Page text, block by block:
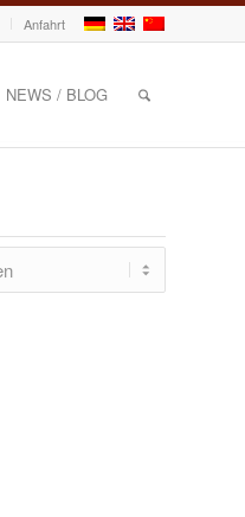
Anfahrt
NEWS / BLOG